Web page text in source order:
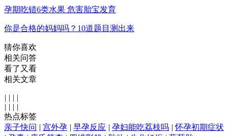
孕期吃错6类水果 危害胎宝发育
你是合格的妈妈吗？10道题目测出来
猜你喜欢
相关问答
看了又看
相关文章
| | | |
| | | |
热点标签
亲子快问 | 宫外孕 | 早孕反应 | 孕妇能吃荔枝吗 | 怀孕初期症状